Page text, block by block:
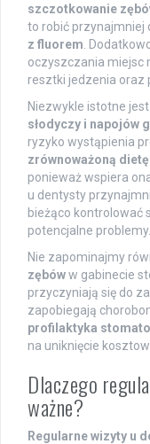
szczotkowanie
to robić przynajmniej
z fluorem .
oczyszczania miejsc
resztki jedzenia oraz
Niezwykle istotne
słodyczy i napojów
ryzyko wystąpienia
zrównoważoną dietę
ponieważ wspiera
u dentysty
bieżąco kontrolować
potencjalne problemy.
Nie zapominajmy
zębóww gabinecie
przyczyniają się do
zapobiegają
profilaktyka
na uniknięcie
Dlaczego
ważne?
Regularne wizyty u